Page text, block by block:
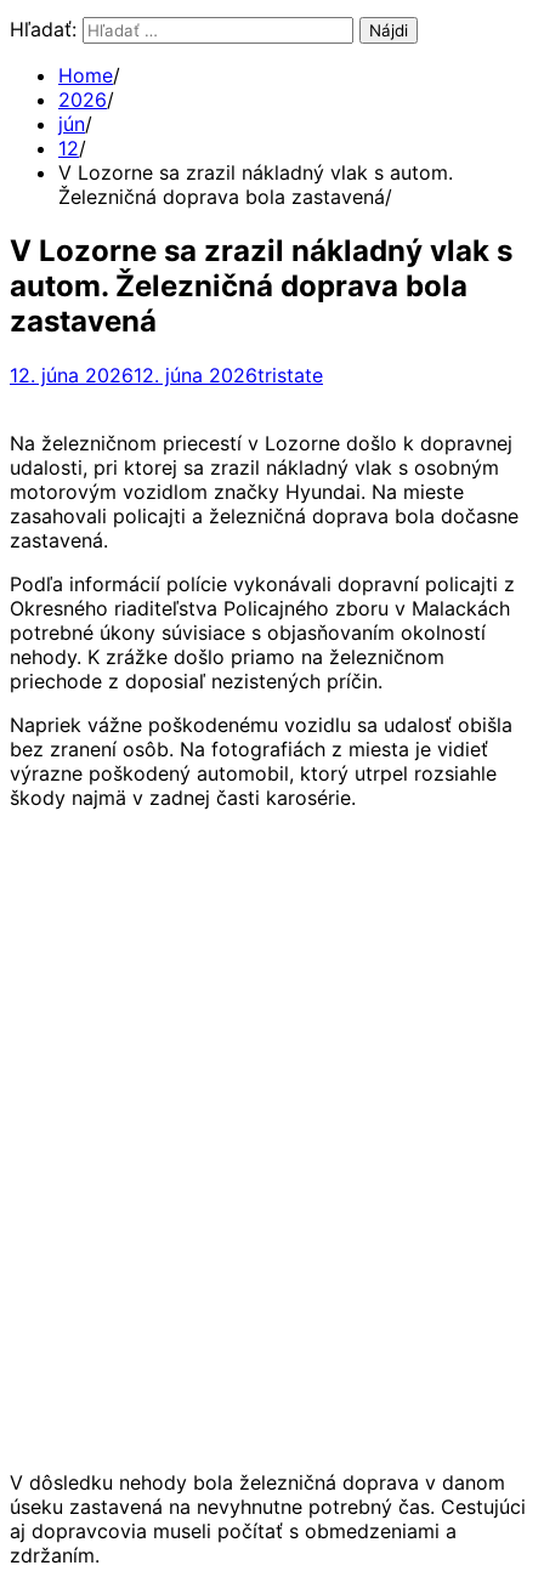
Hľadať:
Home
2026
jún
12
V Lozorne sa zrazil nákladný vlak s autom.
Železničná doprava bola zastavená
V Lozorne sa zrazil nákladný vlak s
autom. Železničná doprava bola
zastavená
12. júna 202612. júna 2026tristate
Na železničnom priecestí v Lozorne došlo k dopravnej
udalosti, pri ktorej sa zrazil nákladný vlak s osobným
motorovým vozidlom značky Hyundai. Na mieste
zasahovali policajti a železničná doprava bola dočasne
zastavená.
Podľa informácií polície vykonávali dopravní policajti z
Okresného riaditeľstva Policajného zboru v Malackách
potrebné úkony súvisiace s objasňovaním okolností
nehody. K zrážke došlo priamo na železničnom
priechode z doposiaľ nezistených príčin.
Napriek vážne poškodenému vozidlu sa udalosť obišla
bez zranení osôb. Na fotografiách z miesta je vidieť
výrazne poškodený automobil, ktorý utrpel rozsiahle
škody najmä v zadnej časti karosérie.
V dôsledku nehody bola železničná doprava v danom
úseku zastavená na nevyhnutne potrebný čas. Cestujúci
aj dopravcovia museli počítať s obmedzeniami a
zdržaním.